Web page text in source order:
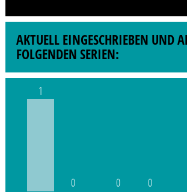
AKTUELL EINGESCHRIEBEN UND
FOLGENDEN SERIEN:
1
0
0
0